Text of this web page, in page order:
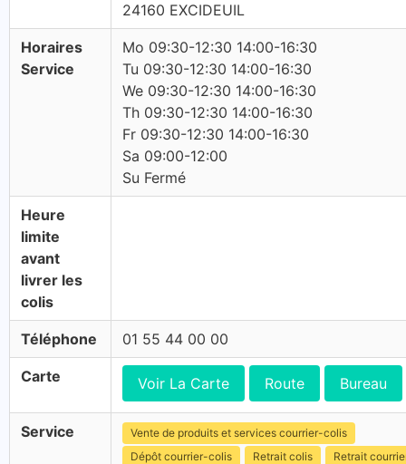
24160 EXCIDEUIL
Horaires
Service
Mo 09:30-12:30 14:00-16:30
Tu 09:30-12:30 14:00-16:30
We 09:30-12:30 14:00-16:30
Th 09:30-12:30 14:00-16:30
Fr 09:30-12:30 14:00-16:30
Sa 09:00-12:00
Su Fermé
Heure
limite
avant
livrer les
colis
Téléphone 01 55 44 00 00
Carte Voir La Carte Route Bureau
Service
Vente de produits et services courrier-colis
Dépôt courrier-colis
Retrait colis Retrait